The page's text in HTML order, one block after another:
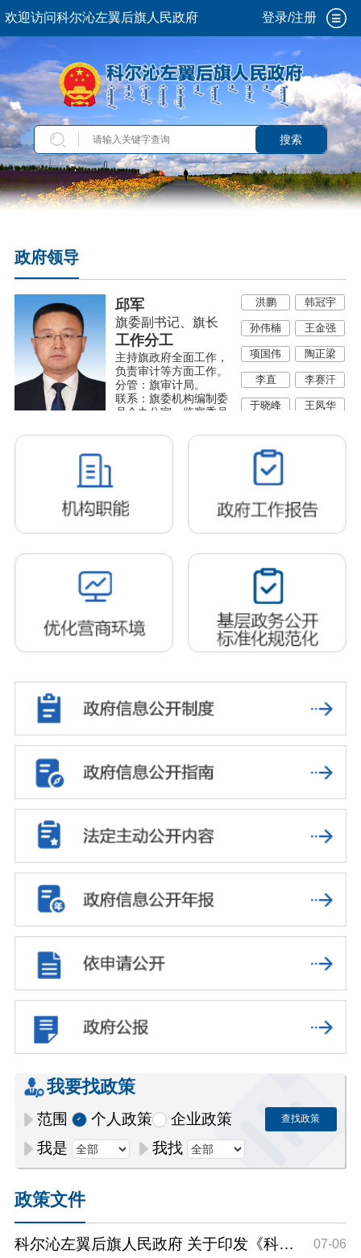
欢迎访问科尔沁左翼后旗人民政府 登录/注册
搜索
政府领导
邱军
旗委副书记、旗长
工作分工
主持旗政府全面工作，
负责审计等方面工作。
分管：旗审计局。
联系：旗委机构编制委
员会办公室、监察委员
洪鹏 韩冠宇
孙伟楠 王金强
项国伟 陶正梁
李直 李赛汗
于晓峰 王凤华
我要找政策
范围 个人政策
企业政策
我是
我找
查找政策
政策文件
科尔沁左翼后旗人民政府 关于印发《科尔
07-06